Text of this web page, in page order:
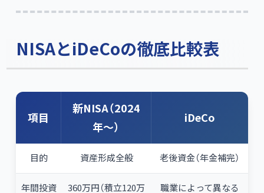
NISAとiDeCoの徹底比較表
項目
新NISA（2024
年〜）
iDeCo
目的 資産形成全般 老後資金（年金補完）
年間投資
360万円（積立120万
職業によって異なる